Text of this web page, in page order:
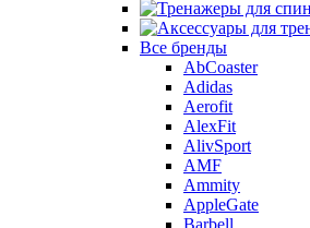
Все бренды
AbCoaster
Adidas
Aerofit
AlexFit
AlivSport
AMF
Ammity
AppleGate
Barbell